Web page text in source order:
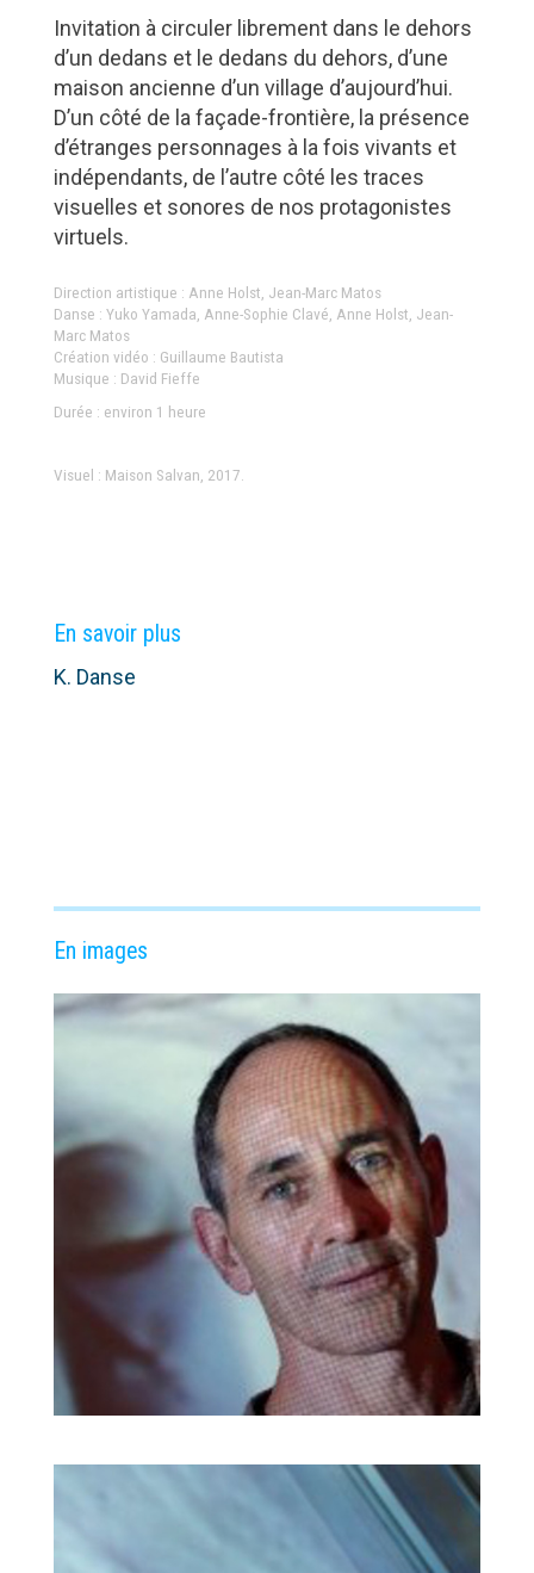
Invitation à circuler librement dans le dehors
d’un dedans et le dedans du dehors, d’une
maison ancienne d’un village d’aujourd’hui.
D’un côté de la façade-frontière, la présence
d’étranges personnages à la fois vivants et
indépendants, de l’autre côté les traces
visuelles et sonores de nos protagonistes
virtuels.
Direction artistique : Anne Holst, Jean-Marc Matos
Danse : Yuko Yamada, Anne-Sophie Clavé, Anne Holst, Jean-
Marc Matos
Création vidéo : Guillaume Bautista
Musique : David Fieffe
Durée : environ 1 heure
Visuel : Maison Salvan, 2017.
En savoir plus
K. Danse
En images